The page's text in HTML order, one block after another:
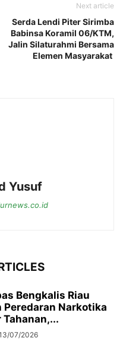
Next article
Serda Lendi Piter Sirimba
Babinsa Koramil 06/KTM,
Jalin Silaturahmi Bersama
Elemen Masyarakat
Yusuf
Bengkalis Riau
Peredaran Narkotika
Tahanan,...
07/2026